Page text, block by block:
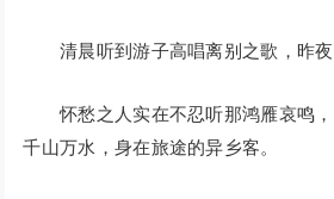
清晨听到游子高唱离别之歌，昨夜
怀愁之人实在不忍听那鸿雁哀鸣，
千山万水，身在旅途的异乡客。